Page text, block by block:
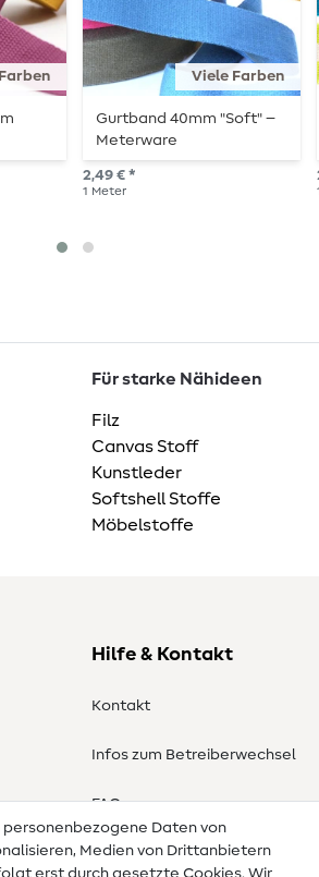
Viele Farben
Gurtband 40mm "Soft" –
Meterware
2,49 € *
1 Meter
Für starke Nähideen
Filz
Canvas Stoff
Kunstleder
Softshell Stoffe
Möbelstoffe
Hilfe & Kontakt
Kontakt
Infos zum Betreiberwechsel
FAQ
Widerrufsrecht
Daten von
Medien von Drittanbietern
erst durch gesetzte Cookies. Wir